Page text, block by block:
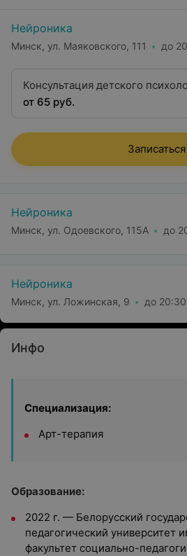
Нейроника
Минск, ул. Маяковского, 111 до
Консультация детского
от 65 руб.
Записаться
Нейроника
Минск, ул. Одоевского, 115А до
Нейроника
Минск, ул. Ложинская, 9 до 20:30
Инфо
Специализация:
Арт-терапия
Образование:
2022 г. — Белорусский
педагогический университет
факультет социально-